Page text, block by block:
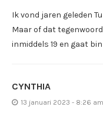
Ik vond jaren geleden
Maar of dat
inmiddels 19 en gaat
CYNTHIA
13 januari 2023 - 8:26 am